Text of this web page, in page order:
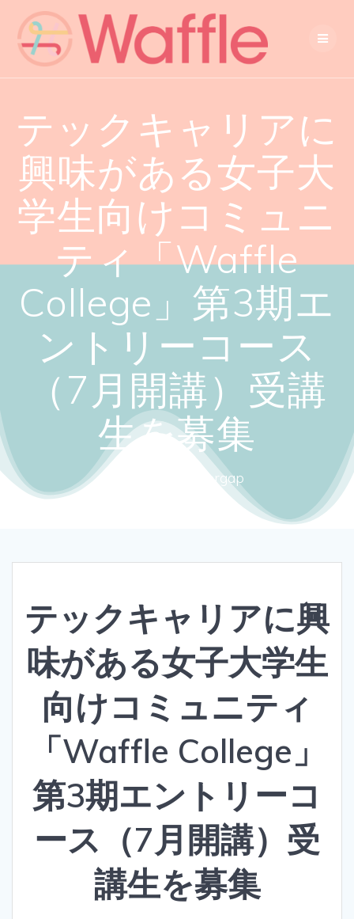
テックキャリアに
興味がある女子大
学生向けコミュニ
ティ「Waffle
College」第3期エ
ントリーコース
（7月開講）受講
生を募集
Close the gendergap
テックキャリアに興
味がある女子大学生
向けコミュニティ
「Waffle College」
第3期エントリーコ
ース（7月開講）受
講生を募集